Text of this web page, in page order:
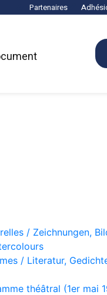
Partenaires
/ Zeichnungen,
/ Literatur,
théâtral (1er mai